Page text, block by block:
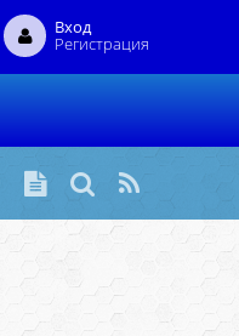
Вход
Регистрация